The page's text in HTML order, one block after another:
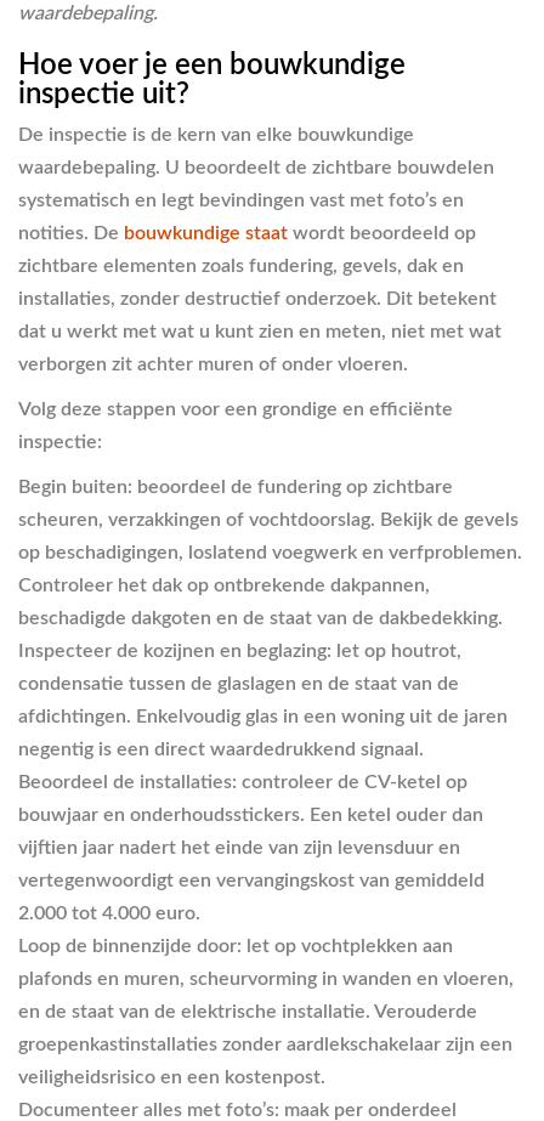
waardebepaling.
Hoe voer je een bouwkundige
inspectie uit?
De inspectie is de kern van elke bouwkundige
waardebepaling. U beoordeelt de zichtbare bouwdelen
systematisch en legt bevindingen vast met foto’s en
notities. De bouwkundige staat wordt beoordeeld op
zichtbare elementen zoals fundering, gevels, dak en
installaties, zonder destructief onderzoek. Dit betekent
dat u werkt met wat u kunt zien en meten, niet met wat
verborgen zit achter muren of onder vloeren.
Volg deze stappen voor een grondige en efficiënte
inspectie:
Begin buiten: beoordeel de fundering op zichtbare
scheuren, verzakkingen of vochtdoorslag. Bekijk de gevels
op beschadigingen, loslatend voegwerk en verfproblemen.
Controleer het dak op ontbrekende dakpannen,
beschadigde dakgoten en de staat van de dakbedekking.
Inspecteer de kozijnen en beglazing: let op houtrot,
condensatie tussen de glaslagen en de staat van de
afdichtingen. Enkelvoudig glas in een woning uit de jaren
negentig is een direct waardedrukkend signaal.
Beoordeel de installaties: controleer de CV-ketel op
bouwjaar en onderhoudsstickers. Een ketel ouder dan
vijftien jaar nadert het einde van zijn levensduur en
vertegenwoordigt een vervangingskost van gemiddeld
2.000 tot 4.000 euro.
Loop de binnenzijde door: let op vochtplekken aan
plafonds en muren, scheurvorming in wanden en vloeren,
en de staat van de elektrische installatie. Verouderde
groepenkastinstallaties zonder aardlekschakelaar zijn een
veiligheidsrisico en een kostenpost.
Documenteer alles met foto’s: maak per onderdeel